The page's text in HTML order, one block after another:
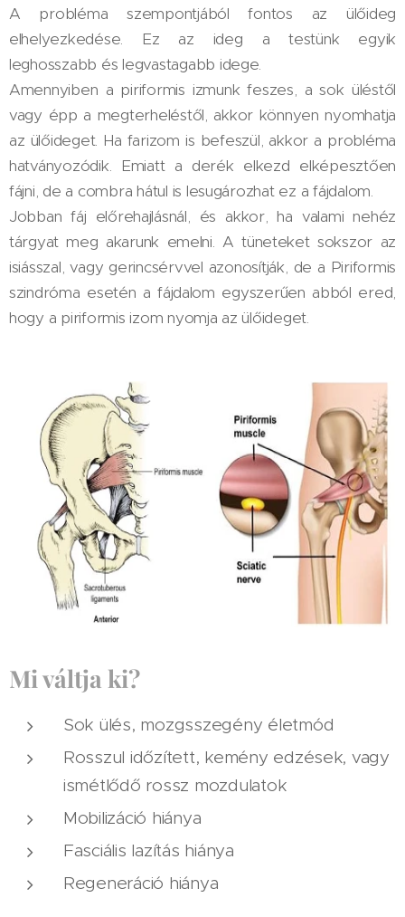
A probléma szempontjából fontos az ülőideg
elhelyezkedése. Ez az ideg a testünk egyik
leghosszabb és legvastagabb idege.
Amennyiben a piriformis izmunk feszes, a sok üléstől
vagy épp a megterheléstől, akkor könnyen nyomhatja
az ülőideget. Ha farizom is befeszül, akkor a probléma
hatványozódik. Emiatt a derék elkezd elképesztően
fájni, de a combra hátul is lesugározhat ez a fájdalom.
Jobban fáj előrehajlásnál, és akkor, ha valami nehéz
tárgyat meg akarunk emelni. A tüneteket sokszor az
isiásszal, vagy gerincsérvvel azonosítják, de a Piriformis
szindróma esetén a fájdalom egyszerűen abból ered,
hogy a piriformis izom nyomja az ülőideget.
Mi váltja ki?
Sok ülés, mozgsszegény életmód
Rosszul időzített, kemény edzések, vagy
ismétlődő rossz mozdulatok
Mobilizáció hiánya
Fasciális lazítás hiánya
Regeneráció hiánya